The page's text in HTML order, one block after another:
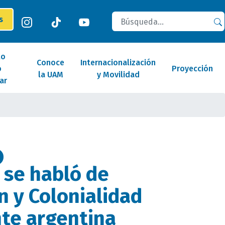
Buscar
Conoce
la UAM
Internacionalización
y Movilidad
Proyección
se habló de
y Colonialidad
argentina